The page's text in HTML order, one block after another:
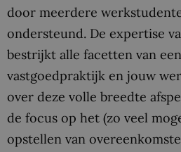
door meerdere
ondersteund. De expertise
bestrijkt alle facetten van
vastgoedpraktijk en jouw
over deze volle breedte
de focus op het (zo veel
opstellen van